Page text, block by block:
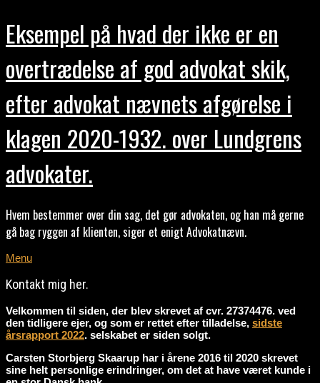
Eksempel på hvad der ikke er en
overtrædelse af god advokat skik,
efter advokat nævnets afgørelse i
klagen 2020-1932. over Lundgrens
advokater.
Hvem bestemmer over din sag, det gør advokaten, og han må gerne
gå bag ryggen af klienten, siger et enigt Advokatnævn.
Menu
Kontakt mig her.
Velkommen til siden, der blev skrevet af cvr. 27374476. ved
den tidligere ejer, og som er rettet efter tilladelse, sidste
årsrapport 2022. selskabet er siden solgt.
Carsten Storbjerg Skaarup har i årene 2016 til 2020 skrevet
sine helt personlige erindringer, om det at have været kunde i